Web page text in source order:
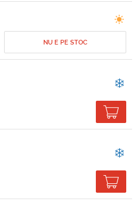
NU E PE STOC